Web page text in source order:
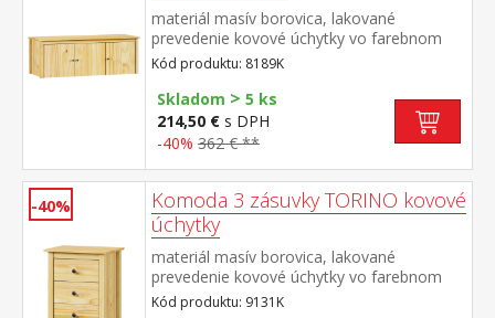
materiál masív borovica, lakované
prevedenie kovové úchytky vo farebnom
prevedení černená mosadz nadstavec pre
skriňu 8089K
Kód produktu: 8189K
Skladom > 5 ks
214,50 € s DPH
-40% 362 € **
-40%
Komoda 3 zásuvky TORINO kovové
úchytky
materiál masív borovica, lakované
prevedenie kovové úchytky vo farebnom
prevedení černená mosadz tri zásuvky s
Kód produktu: 9131K